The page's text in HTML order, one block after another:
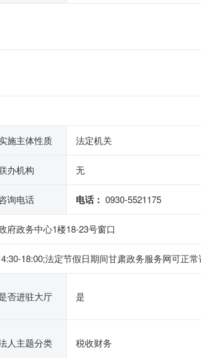
施主体性质 法定机关
办机构 无
询电话 电话： 0930-5521175
府政务中心1楼18-23号窗口
18:00;法定节假日期间甘肃政务服务网可正
否进驻大厅 是
人主题分类 税收财务